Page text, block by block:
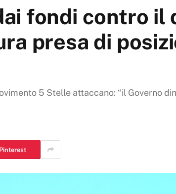
fondi contro il
presa di
5 Stelle attaccano: “il Governo
Pinterest